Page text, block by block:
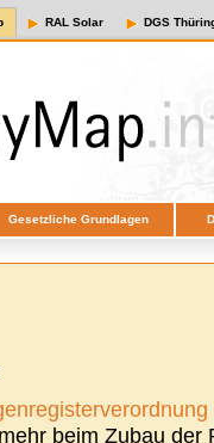
RAL Solar DGS
Gesetzliche Grundlagen
beim Zubau der